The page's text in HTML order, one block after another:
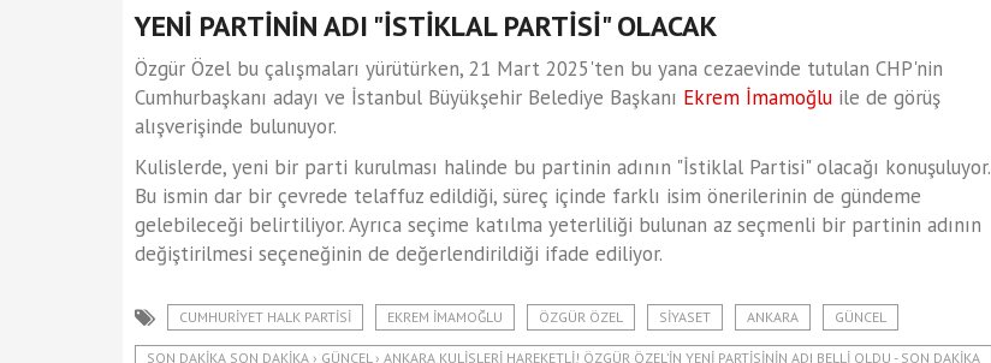
YENİ PARTİNİN ADI "İSTİKLAL PARTİSİ" OLACAK
Özgür Özel bu çalışmaları yürütürken, 21 Mart 2025'ten bu yana cezaevinde tutulan CHP'nin
Cumhurbaşkanı adayı ve İstanbul Büyükşehir Belediye Başkanı Ekrem İmamoğlu ile de görüş
alışverişinde bulunuyor.
Kulislerde, yeni bir parti kurulması halinde bu partinin adının "İstiklal Partisi" olacağı konuşuluyor.
Bu ismin dar bir çevrede telaffuz edildiği, süreç içinde farklı isim önerilerinin de gündeme
gelebileceği belirtiliyor. Ayrıca seçime katılma yeterliliği bulunan az seçmenli bir partinin adının
değiştirilmesi seçeneğinin de değerlendirildiği ifade ediliyor.
CUMHURIYET HALK PARTISI EKREM İMAMOĞLU ÖZGÜR ÖZEL SIYASET ANKARA GÜNCEL
SON DAKIKA SON DAKIKA › GÜNCEL › ANKARA KULISLERI HAREKETLI! ÖZGÜR ÖZEL’IN YENI PARTISININ ADI BELLI OLDU - SON DAKIKA